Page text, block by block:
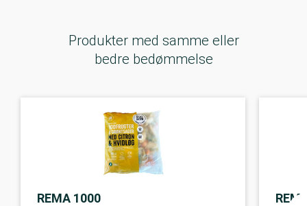
Produkter med samme eller
bedre bedømmelse
REMA 1000